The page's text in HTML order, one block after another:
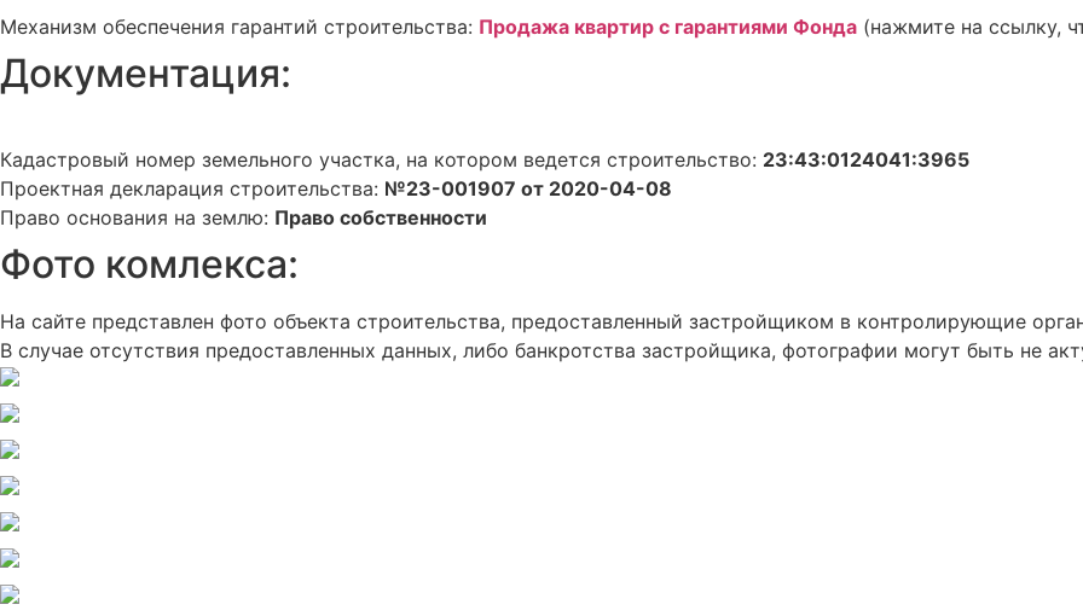
Механизм обеспечения гарантий строительства: Продажа квартир с гарантиями Фонда (нажмите на ссылку,
Документация:
Кадастровый номер земельного участка, на котором ведется строительство: 23:43:0124041:3965
Проектная декларация строительства: №23-001907 от 2020-04-08
Право основания на землю: Право собственности
Фото комлекса:
На сайте представлен фото объекта строительства, предоставленный застройщиком в контролирующие
В случае отсутствия предоставленных данных, либо банкротства застройщика, фотографии могут быть не